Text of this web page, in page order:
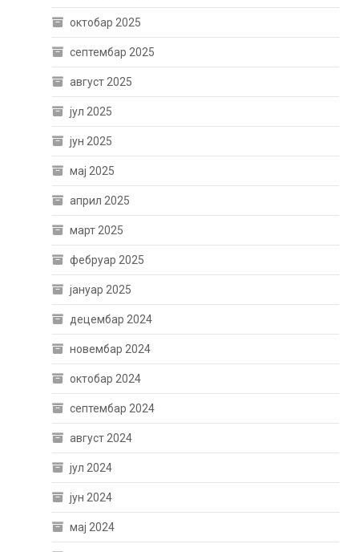
октобар 2025
септембар 2025
август 2025
јул 2025
јун 2025
мај 2025
април 2025
март 2025
фебруар 2025
јануар 2025
децембар 2024
новембар 2024
октобар 2024
септембар 2024
август 2024
јул 2024
јун 2024
мај 2024